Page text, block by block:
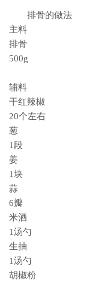
排骨的做法
主料
排骨
500g
辅料
干红辣椒
20个左右
葱
1段
姜
1块
蒜
6瓣
米酒
1汤勺
生抽
1汤勺
胡椒粉